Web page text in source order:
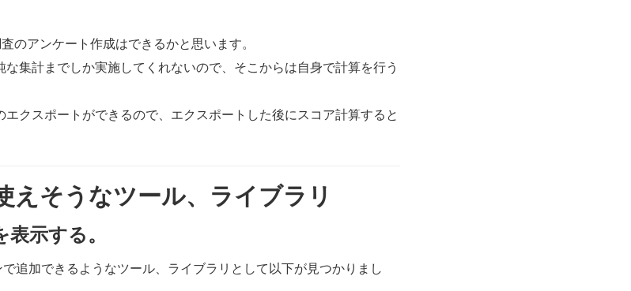
のアンケート作成はできるかと思います。
集計までしか実施してくれないので、そこからは自身で計算を行う
エクスポートができるので、エクスポートした後にスコア計算すると
えそうなツール、ライブラリ
示する。
追加できるようなツール、ライブラリとして以下が見つかりまし